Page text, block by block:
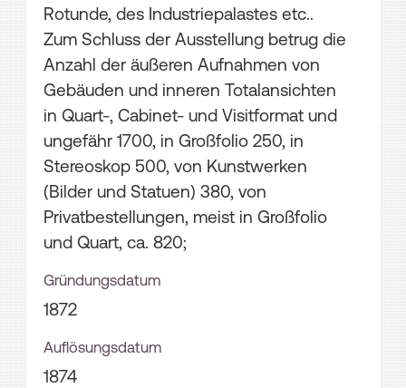
Rotunde, des Industriepalastes etc..
Zum Schluss der Ausstellung betrug die
Anzahl der äußeren Aufnahmen von
Gebäuden und inneren Totalansichten
in Quart-, Cabinet- und Visitformat und
ungefähr 1700, in Großfolio 250, in
Stereoskop 500, von Kunstwerken
(Bilder und Statuen) 380, von
Privatbestellungen, meist in Großfolio
und Quart, ca. 820;
Gründungsdatum
1872
Auflösungsdatum
1874